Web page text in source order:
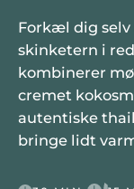
Forkæl dig selv
skinketern i
kombinerer
cremet
autentiske
bringe lidt